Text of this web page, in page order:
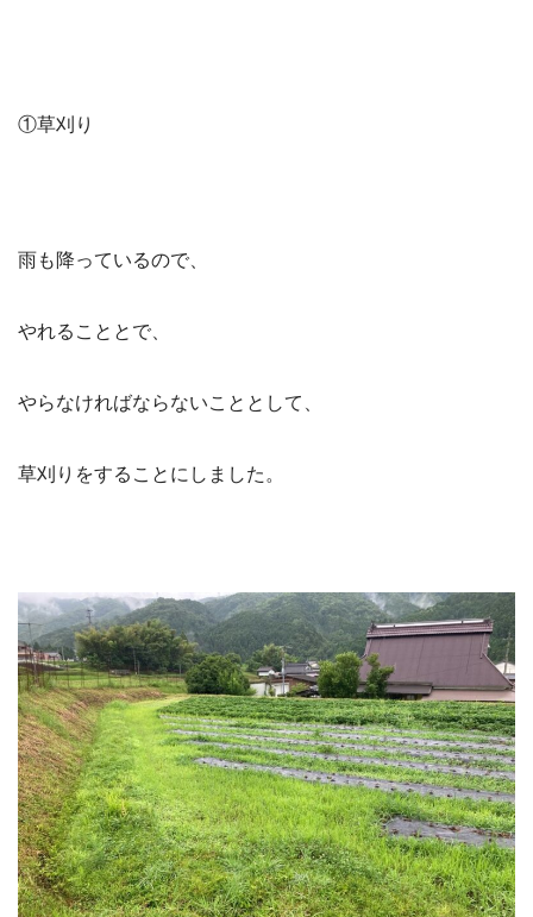
①草刈り
雨も降っているので、
やれることとで、
やらなければならないこととして、
草刈りをすることにしました。